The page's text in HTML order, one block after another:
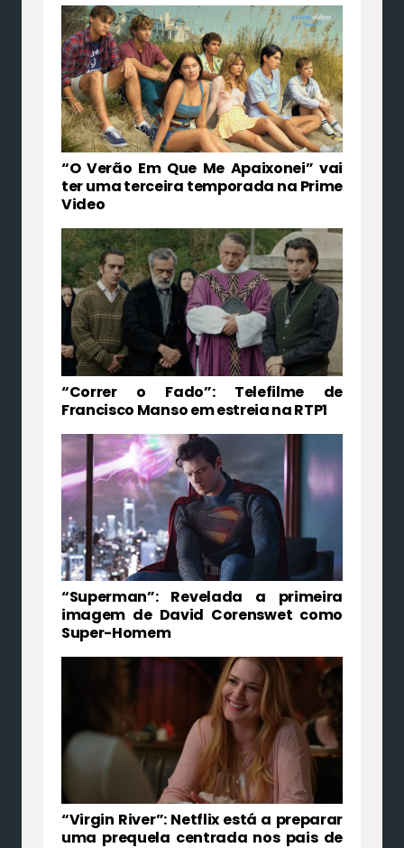
“O Verão Em Que Me Apaixonei” vai
ter uma terceira temporada na Prime
Video
“Correr o Fado”: Telefilme de
Francisco Manso em estreia na RTP1
“Superman”: Revelada a primeira
imagem de David Corenswet como
Super-Homem
“Virgin River”: Netflix está a preparar
uma prequela centrada nos pais de